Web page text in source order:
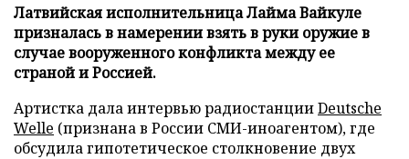
Латвийская исполнительница Лайма Вайкуле
призналась в намерении взять в руки оружие в
случае вооруженного конфликта между ее
страной и Россией.
Артистка дала интервью радиостанцииDeutsche
Welle (признана в России СМИ-иноагентом), где
обсудила гипотетическое столкновение двух